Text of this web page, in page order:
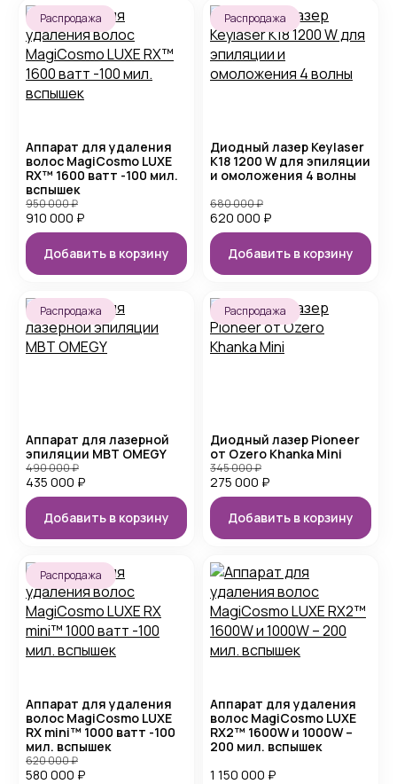
Распродажа
Аппарат для удаления
волос MagiCosmo LUXE
RX™ 1600 ватт -100 мил.
вспышек
910 000 ₽
950 000₽
Добавить в корзину
Распродажа
Диодный лазер Keylaser
K18 1200 W для эпиляции
и омоложения 4 волны
620 000 ₽
680 000₽
Добавить в корзину
Распродажа
Аппарат для лазерной
эпиляции MBT OMEGY
435 000 ₽
490 000₽
Добавить в корзину
Распродажа
Диодный лазер Pioneer
от Ozero Khanka Mini
275 000 ₽
345 000₽
Добавить в корзину
Распродажа
Аппарат для удаления
волос MagiCosmo LUXE
RX mini™ 1000 ватт -100
мил. вспышек
580 000 ₽
620 000₽
Аппарат для удаления
волос MagiCosmo LUXE
RX2™ 1600W и 1000W –
200 мил. вспышек
1 150 000 ₽